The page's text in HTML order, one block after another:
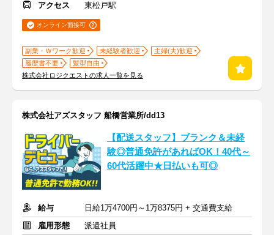
アクセス
東松戸駅
オンライン面接可
副業・Ｗワーク歓迎 未経験者歓迎
主婦(夫)歓迎
履歴書不要
髪型自由
株式会社ロジクエストの求人一覧を見る
株式会社アズスタッフ 船橋営業所/dd13
【配送スタッフ】ブランク＆未経
験◎普通免許があればOK！40代～
60代活躍中★日払いも可◎
給与
日給1万4700円～1万8375円 + 交通費支給
雇用形態
派遣社員